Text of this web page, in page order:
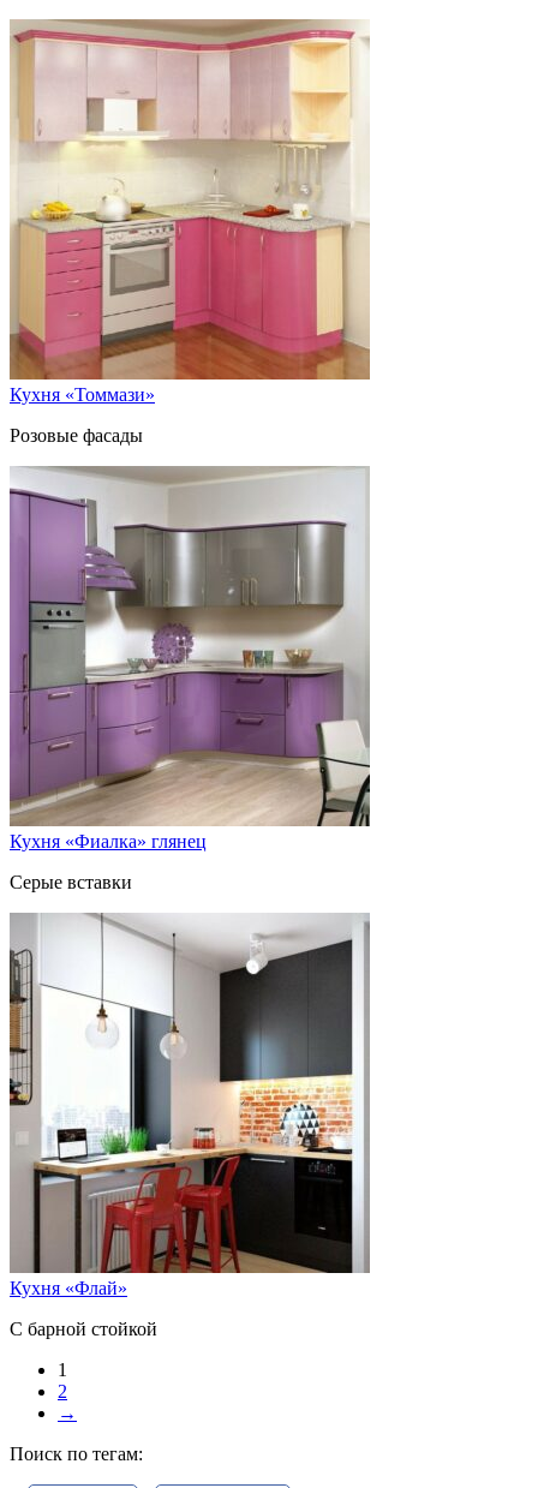
Кухня «Томмази»
Розовые фасады
Кухня «Фиалка» глянец
Серые вставки
Кухня «Флай»
С барной стойкой
1
2
→
Поиск по тегам: